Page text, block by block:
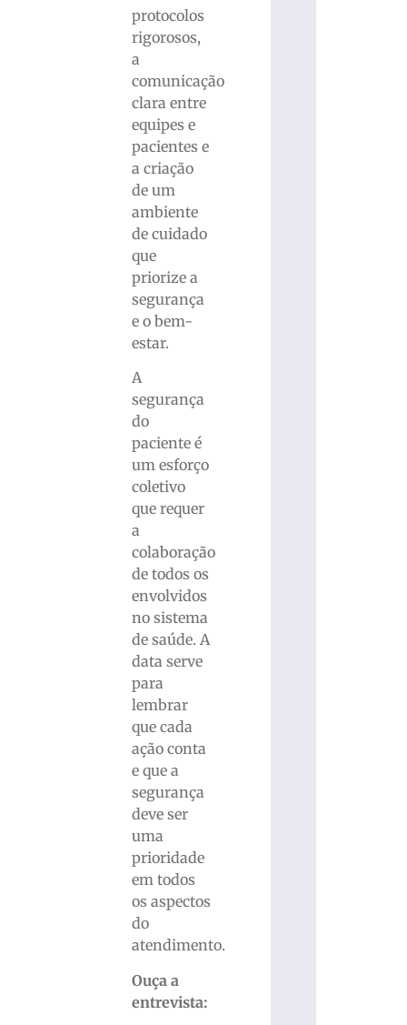
protocolos
rigorosos,
a
comunicação
clara entre
equipes e
pacientes e
a criação
de um
ambiente
de cuidado
que
priorize a
segurança
e o bem-
estar.
A
segurança
do
paciente é
um esforço
coletivo
que requer
a
colaboração
de todos os
envolvidos
no sistema
de saúde. A
data serve
para
lembrar
que cada
ação conta
e que a
segurança
deve ser
uma
prioridade
em todos
os aspectos
do
atendimento.
Ouça a
entrevista: